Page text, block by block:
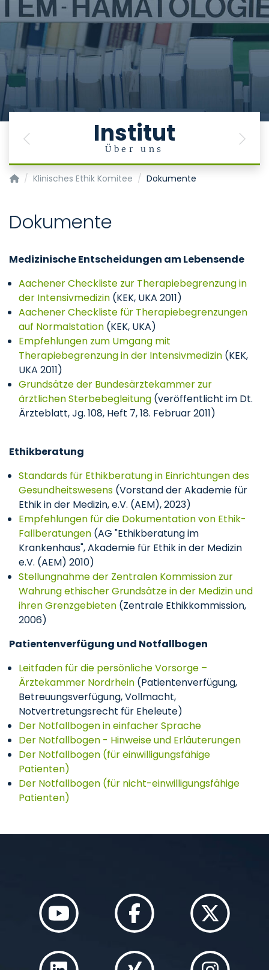
Institut
Über uns
Previous Next
Institut für Geschichte, Theorie und Ethik der Medizin
Klinisches Ethik Komitee Dokumente
Dokumente
Medizinische Entscheidungen am Lebensende
Aachener Checkliste zur Therapiebegrenzung in
der Intensivmedizin (KEK, UKA 2011)
Aachener Checkliste für Therapiebegrenzungen
auf Normalstation (KEK, UKA)
Empfehlungen zum Umgang mit
Therapiebegrenzung in der Intensivmedizin (KEK,
UKA 2011)
Grundsätze der Bundesärztekammer zur
ärztlichen Sterbebegleitung (veröffentlicht im Dt.
Ärzteblatt, Jg. 108, Heft 7, 18. Februar 2011)
Ethikberatung
Standards für Ethikberatung in Einrichtungen des
Gesundheitswesens (Vorstand der Akademie für
Ethik in der Medizin, e.V. (AEM), 2023)
Empfehlungen für die Dokumentation von Ethik-
Fallberatungen (AG "Ethikberatung im
Krankenhaus", Akademie für Ethik in der Medizin
e.V. (AEM) 2010)
Stellungnahme der Zentralen Kommission zur
Wahrung ethischer Grundsätze in der Medizin und
ihren Grenzgebieten (Zentrale Ethikkommission,
2006)
Patientenverfügung und Notfallbogen
Leitfaden für die persönliche Vorsorge –
Ärztekammer Nordrhein (Patientenverfügung,
Betreuungsverfügung, Vollmacht,
Notvertretungsrecht für Eheleute)
Der Notfallbogen in einfacher Sprache
Der Notfallbogen - Hinweise und Erläuterungen
Der Notfallbogen (für einwilligungsfähige
Patienten)
Der Notfallbogen (für nicht-einwilligungsfähige
Patienten)